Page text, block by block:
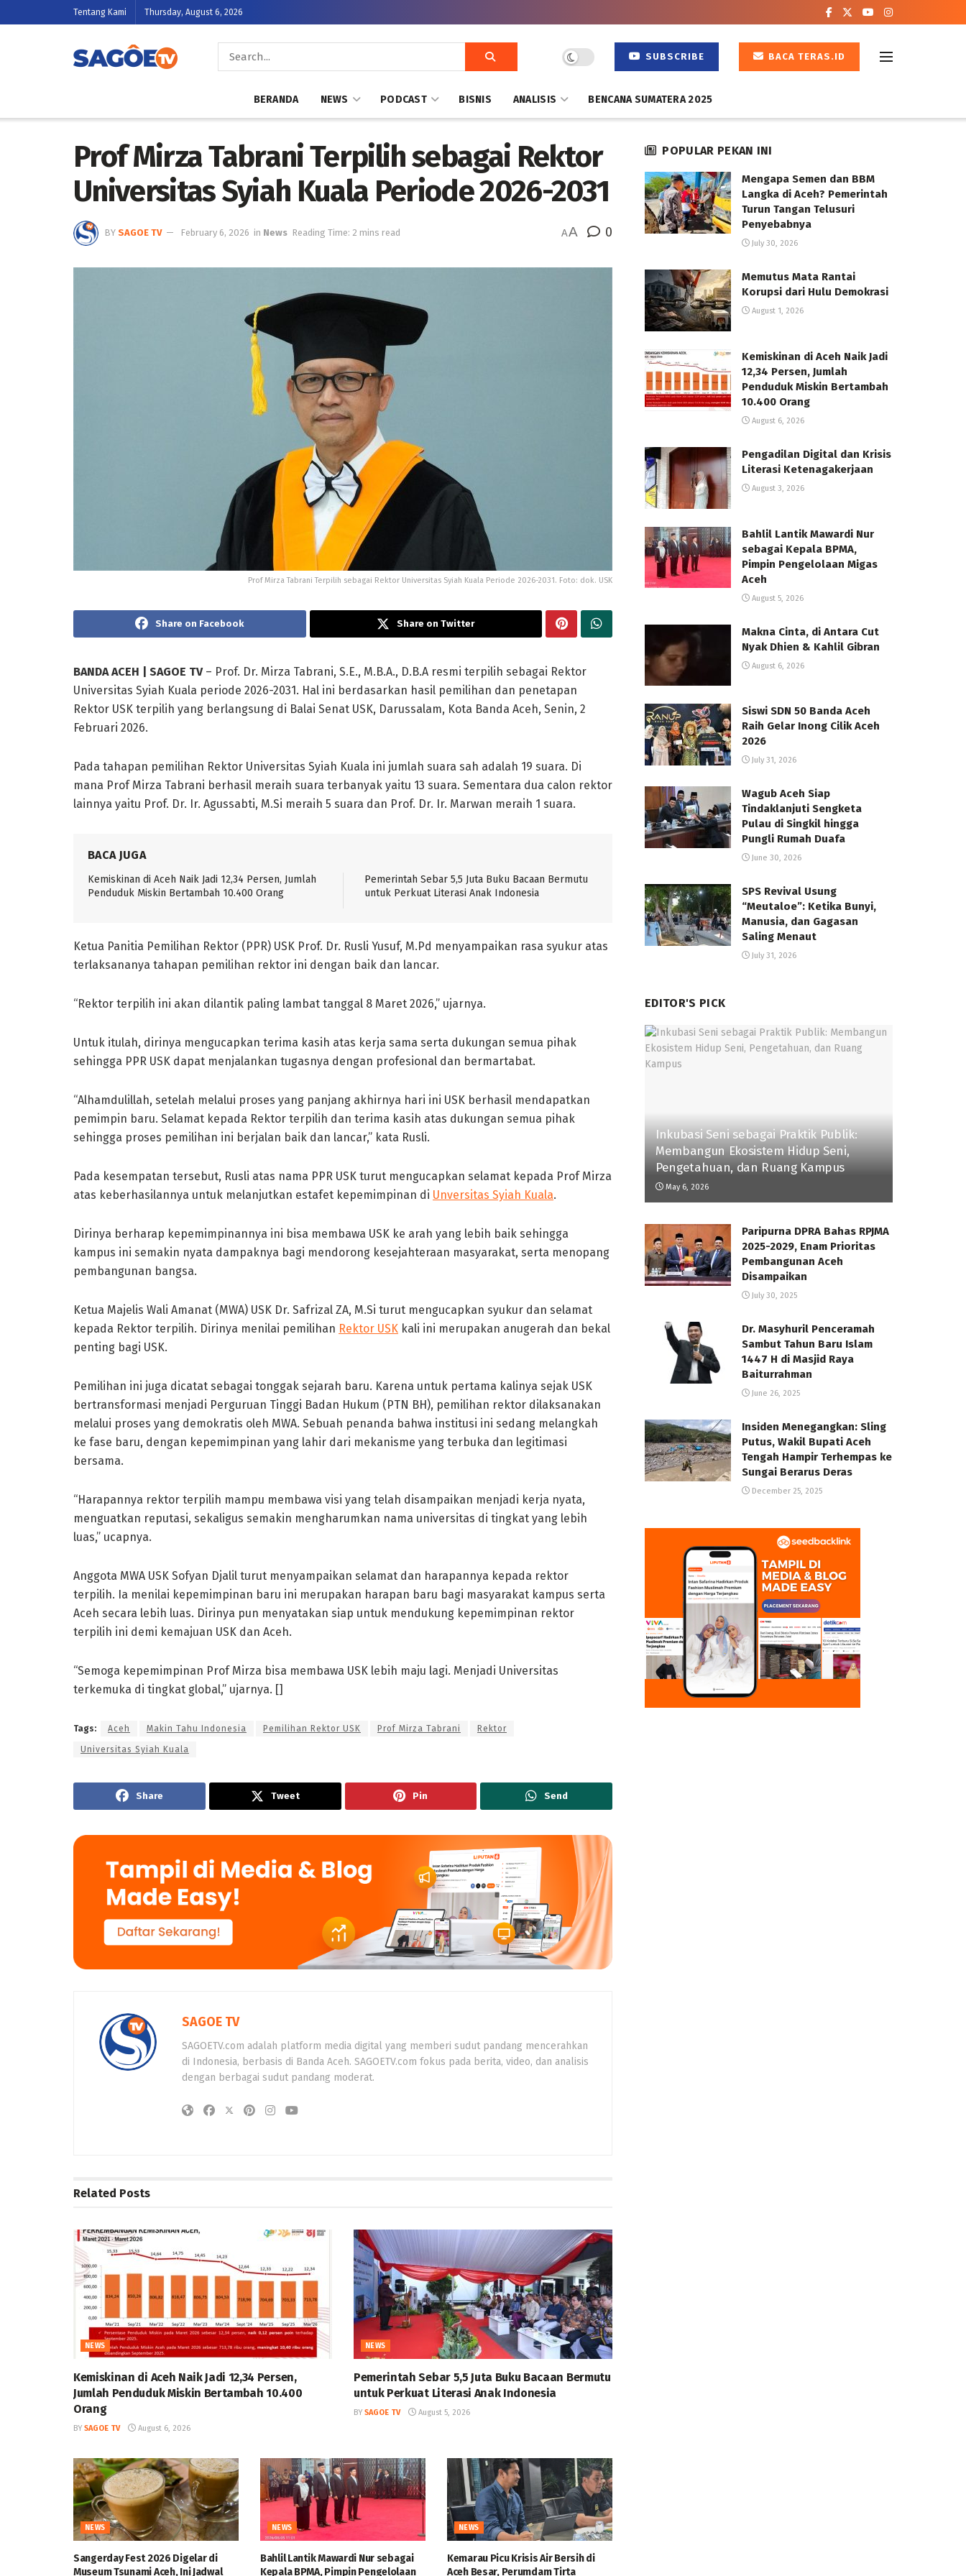
Tentang Kami Thursday, August 6, 2026
SUBSCRIBE BACA TERAS.ID
BERANDA NEWS PODCAST BISNIS ANALISIS BENCANA SUMATERA 2025
Prof Mirza Tabrani Terpilih sebagai Rektor
Universitas Syiah Kuala Periode 2026-2031
BY SAGOE TV February 6, 2026 in News Reading Time: 2 mins read AA 0
Prof Mirza Tabrani Terpilih sebagai Rektor Universitas Syiah Kuala Periode 2026-2031. Foto: dok. USK
Share on Facebook Share on Twitter
BANDA ACEH | SAGOE TV – Prof. Dr. Mirza Tabrani, S.E., M.B.A., D.B.A resmi terpilih sebagai Rektor
Universitas Syiah Kuala periode 2026-2031. Hal ini berdasarkan hasil pemilihan dan penetapan
Rektor USK terpilih yang berlangsung di Balai Senat USK, Darussalam, Kota Banda Aceh, Senin, 2
Februari 2026.
Pada tahapan pemilihan Rektor Universitas Syiah Kuala ini jumlah suara sah adalah 19 suara. Di
mana Prof Mirza Tabrani berhasil meraih suara terbanyak yaitu 13 suara. Sementara dua calon rektor
lainnya yaitu Prof. Dr. Ir. Agussabti, M.Si meraih 5 suara dan Prof. Dr. Ir. Marwan meraih 1 suara.
BACA JUGA
Kemiskinan di Aceh Naik Jadi 12,34 Persen, Jumlah
Penduduk Miskin Bertambah 10.400 Orang
Pemerintah Sebar 5,5 Juta Buku Bacaan Bermutu
untuk Perkuat Literasi Anak Indonesia
Ketua Panitia Pemilihan Rektor (PPR) USK Prof. Dr. Rusli Yusuf, M.Pd menyampaikan rasa syukur atas
terlaksananya tahapan pemilihan rektor ini dengan baik dan lancar.
“Rektor terpilih ini akan dilantik paling lambat tanggal 8 Maret 2026,” ujarnya.
Untuk itulah, dirinya mengucapkan terima kasih atas kerja sama serta dukungan semua pihak
sehingga PPR USK dapat menjalankan tugasnya dengan profesional dan bermartabat.
“Alhamdulillah, setelah melalui proses yang panjang akhirnya hari ini USK berhasil mendapatkan
pemimpin baru. Selamat kepada Rektor terpilih dan terima kasih atas dukungan semua pihak
sehingga proses pemilihan ini berjalan baik dan lancar,” kata Rusli.
Pada kesempatan tersebut, Rusli atas nama PPR USK turut mengucapkan selamat kepada Prof Mirza
atas keberhasilannya untuk melanjutkan estafet kepemimpinan di Unversitas Syiah Kuala.
Dirinya berharap kepemimpinannya ini bisa membawa USK ke arah yang lebih baik sehingga
kampus ini semakin nyata dampaknya bagi mendorong kesejahteraan masyarakat, serta menopang
pembangunan bangsa.
Ketua Majelis Wali Amanat (MWA) USK Dr. Safrizal ZA, M.Si turut mengucapkan syukur dan selamat
kepada Rektor terpilih. Dirinya menilai pemilihan Rektor USK kali ini merupakan anugerah dan bekal
penting bagi USK.
Pemilihan ini juga dicatat sebagai tonggak sejarah baru. Karena untuk pertama kalinya sejak USK
bertransformasi menjadi Perguruan Tinggi Badan Hukum (PTN BH), pemilihan rektor dilaksanakan
melalui proses yang demokratis oleh MWA. Sebuah penanda bahwa institusi ini sedang melangkah
ke fase baru, dengan kepemimpinan yang lahir dari mekanisme yang terbuka dan legitimasi
bersama.
“Harapannya rektor terpilih mampu membawa visi yang telah disampaikan menjadi kerja nyata,
menguatkan reputasi, sekaligus semakin mengharumkan nama universitas di tingkat yang lebih
luas,” ucapnya.
Anggota MWA USK Sofyan Djalil turut menyampaikan selamat dan harapannya kepada rektor
terpilih. Ia menilai kepemimpinan baru ini merupakan harapan baru bagi masyarakat kampus serta
Aceh secara lebih luas. Dirinya pun menyatakan siap untuk mendukung kepemimpinan rektor
terpilih ini demi kemajuan USK dan Aceh.
“Semoga kepemimpinan Prof Mirza bisa membawa USK lebih maju lagi. Menjadi Universitas
terkemuka di tingkat global,” ujarnya. []
Tags: Aceh Makin Tahu Indonesia Pemilihan Rektor USK Prof Mirza Tabrani Rektor
Universitas Syiah Kuala
Share Tweet Pin Send
SAGOE TV
SAGOETV.com adalah platform media digital yang memberi sudut pandang mencerahkan
di Indonesia, berbasis di Banda Aceh. SAGOETV.com fokus pada berita, video, dan analisis
dengan berbagai sudut pandang moderat.
Related Posts
NEWS
Kemiskinan di Aceh Naik Jadi 12,34 Persen,
Jumlah Penduduk Miskin Bertambah 10.400
Orang
BY SAGOE TV August 6, 2026
NEWS
Pemerintah Sebar 5,5 Juta Buku Bacaan Bermutu
untuk Perkuat Literasi Anak Indonesia
BY SAGOE TV August 5, 2026
NEWS
Sangerday Fest 2026 Digelar di
Museum Tsunami Aceh, Ini Jadwal
NEWS
Bahlil Lantik Mawardi Nur sebagai
Kepala BPMA, Pimpin Pengelolaan
NEWS
Kemarau Picu Krisis Air Bersih di
Aceh Besar, Perumdam Tirta
POPULAR PEKAN INI
Mengapa Semen dan BBM
Langka di Aceh? Pemerintah
Turun Tangan Telusuri
Penyebabnya
July 30, 2026
Memutus Mata Rantai
Korupsi dari Hulu Demokrasi
August 1, 2026
Kemiskinan di Aceh Naik Jadi
12,34 Persen, Jumlah
Penduduk Miskin Bertambah
10.400 Orang
August 6, 2026
Pengadilan Digital dan Krisis
Literasi Ketenagakerjaan
August 3, 2026
Bahlil Lantik Mawardi Nur
sebagai Kepala BPMA,
Pimpin Pengelolaan Migas
Aceh
August 5, 2026
Makna Cinta, di Antara Cut
Nyak Dhien & Kahlil Gibran
August 6, 2026
Siswi SDN 50 Banda Aceh
Raih Gelar Inong Cilik Aceh
2026
July 31, 2026
Wagub Aceh Siap
Tindaklanjuti Sengketa
Pulau di Singkil hingga
Pungli Rumah Duafa
June 30, 2026
SPS Revival Usung
“Meutaloe”: Ketika Bunyi,
Manusia, dan Gagasan
Saling Menaut
July 31, 2026
EDITOR'S PICK
Inkubasi Seni sebagai Praktik Publik:
Membangun Ekosistem Hidup Seni,
Pengetahuan, dan Ruang Kampus
May 6, 2026
Paripurna DPRA Bahas RPJMA
2025-2029, Enam Prioritas
Pembangunan Aceh
Disampaikan
July 30, 2025
Dr. Masyhuril Penceramah
Sambut Tahun Baru Islam
1447 H di Masjid Raya
Baiturrahman
June 26, 2025
Insiden Menegangkan: Sling
Putus, Wakil Bupati Aceh
Tengah Hampir Terhempas ke
Sungai Berarus Deras
December 25, 2025